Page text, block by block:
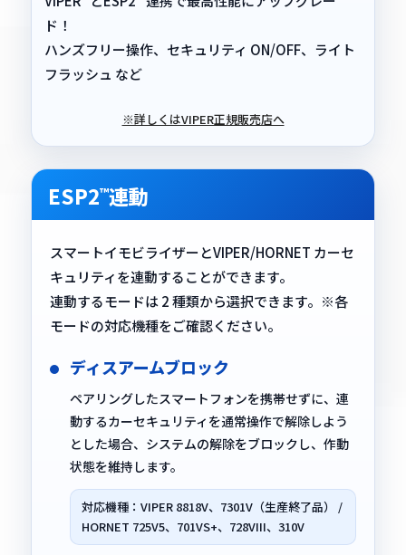
ド！
ハンズフリー操作、セキュリティ ON/OFF、ライト
フラッシュ など
※詳しくはVIPER正規販売店へ
ESP2™連動
スマートイモビライザーとVIPER/HORNET カーセ
キュリティを連動することができます。
連動するモードは 2 種類から選択できます。 ※各
モードの対応機種をご確認ください。
ディスアームブロック
ペアリングしたスマートフォンを携帯せずに、連
動するカーセキュリティを通常操作で解除しよう
とした場合、システムの解除をブロックし、作動
状態を維持します。
対応機種：VIPER 8818V、7301V（生産終了品） /
HORNET 725V5、701VS+、728VIII、310V